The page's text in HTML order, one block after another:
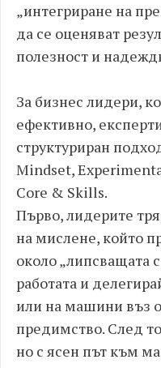
„интегриране на
да се оценяват
полезност и
За бизнес лидери,
ефективно,
структуриран
Mindset,
Core & Skills.
Първо, лидерите
на мислене, който
около „липсващата
работата и
или на машини въз
предимство. След
но с ясен път към